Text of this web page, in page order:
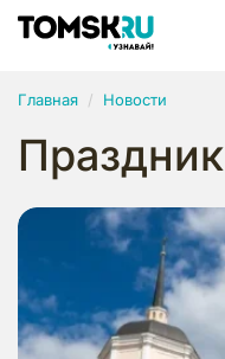
Главная Новости
Праздник